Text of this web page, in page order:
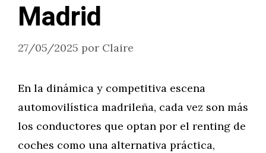
Madrid
27/05/2025 por Claire
En la dinámica y competitiva escena
automovilística madrileña, cada vez son más
los conductores que optan por el renting de
coches como una alternativa práctica,